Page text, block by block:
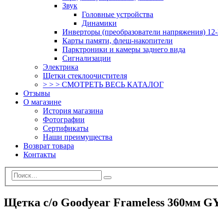
Звук
Головные устройства
Динамики
Инверторы (преобразователи напряжения)
Карты памяти, флеш-накопители
Парктроники и камеры заднего вида
Сигнализации
Электрика
Щетки стеклоочистителя
> > > СМОТРЕТЬ ВЕСЬ КАТАЛОГ
Отзывы
О магазине
История магазина
Фотографии
Сертификаты
Наши преимущества
Возврат товара
Контакты
Щетка с/о Goodyear Frameless 360мм